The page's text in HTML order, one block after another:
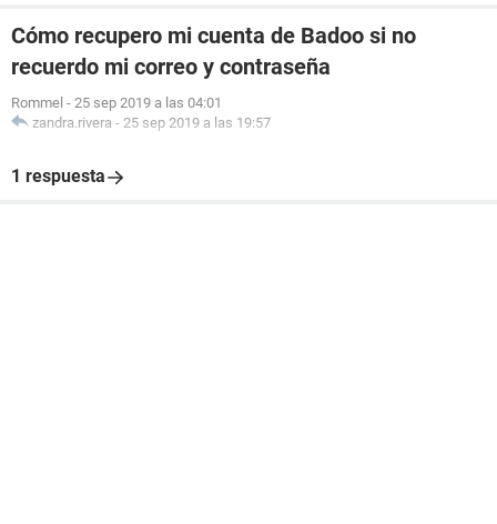
Cómo recupero mi cuenta de Badoo si no
recuerdo mi correo y contraseña
Rommel - 25 sep 2019 a las 04:01
zandra.rivera - 25 sep 2019 a las 19:57
1 respuesta